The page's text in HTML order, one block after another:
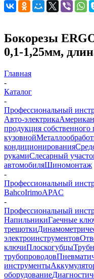
Бокорезы
0,1-1,25мм,
Главная
-
Каталог
-
Профессиональный
Авто-электрика
продукция собственного
кузовной
кондиционирования
рукамиСлесарный
автомобиляШиномонтаж
-
Профессиональный
BahcoIrimoAPAC
-
Профессиональный
НапильникиГаечные
трещотки
электроинструментов
ключиПлоскогубцы
трубопроводов
инструменты
оборудование